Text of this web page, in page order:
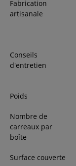
Fabrication
artisanale
Conseils
d'entretien
Poids
Nombre de
carreaux par
boîte
Surface couverte